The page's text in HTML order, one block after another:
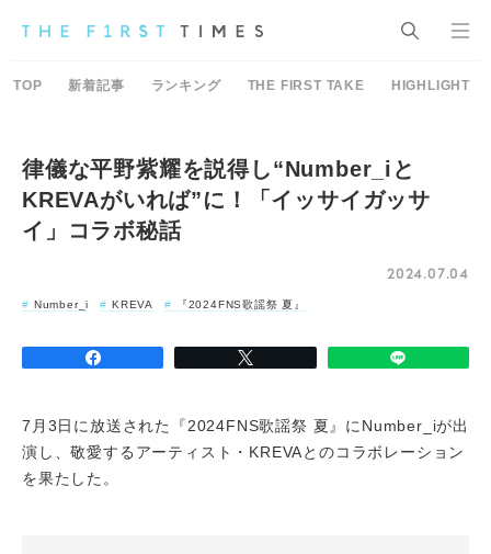
TOP 新着記事 ランキング THE FIRST TAKE HIGHLIGHT
律儀な平野紫耀を説得し“Number_iと
KREVAがいれば”に！「イッサイガッサ
イ」コラボ秘話
2024.07.04
Number_i KREVA 『2024FNS歌謡祭 夏』
7月3日に放送された『2024FNS歌謡祭 夏』にNumber_iが出
演し、敬愛するアーティスト・KREVAとのコラボレーション
を果たした。